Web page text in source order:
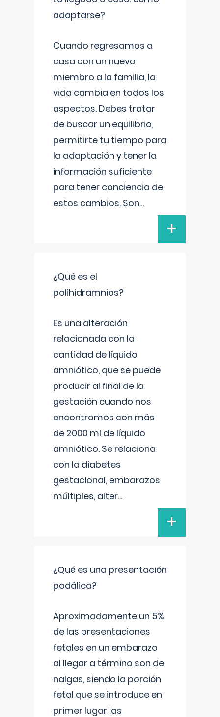
adaptarse?
Cuando regresamos a
casa con un nuevo
miembro a la familia, la
vida cambia en todos los
aspectos. Debes tratar
de buscar un equilibrio,
permitirte tu tiempo para
la adaptación y tener la
información suficiente
para tener conciencia de
estos cambios. Son...
+
¿Qué es el
polihidramnios?
Es una alteración
relacionada con la
cantidad de líquido
amniótico, que se puede
producir al final de la
gestación cuando nos
encontramos con más
de 2000 ml de líquido
amniótico. Se relaciona
con la diabetes
gestacional, embarazos
múltiples, alter...
+
¿Qué es una presentación
podálica?
Aproximadamente un 5%
de las presentaciones
fetales en un embarazo
al llegar a término son de
nalgas, siendo la porción
fetal que se introduce en
primer lugar las